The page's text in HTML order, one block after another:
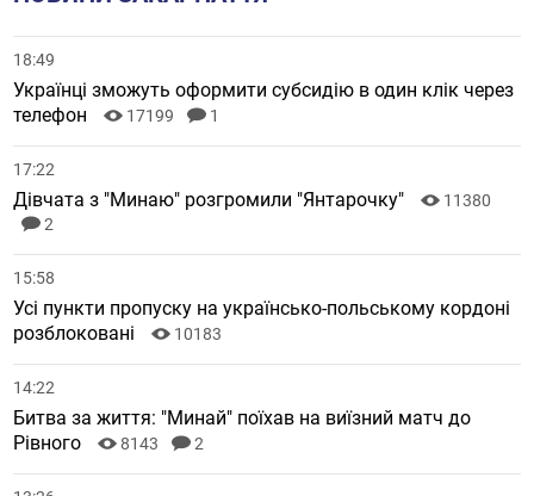
18:49
Українці зможуть оформити субсидію в один клік через
телефон
17199 1
17:22
Дівчата з "Минаю" розгромили "Янтарочку"
11380
2
15:58
Усі пункти пропуску на українсько-польському кордоні
розблоковані
10183
14:22
Битва за життя: "Минай" поїхав на виїзний матч до
Рівного
8143 2